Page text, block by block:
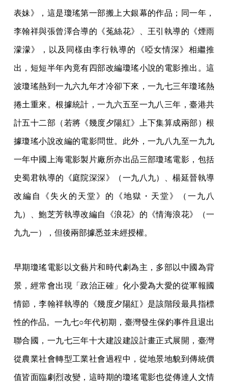
表妹》，這是瓊瑤第一部搬上大銀幕的作品；同一年，
李翰祥與張曾澤合導的《菟絲花》、王引執導的《煙雨
濛濛》，以及同樣由李行執導的《啞女情深》相繼推
出，短短半年內竟有四部改編瓊瑤小說的電影推出。這
波瓊瑤熱到一九六九年才冷卻下來，一九七三年瓊瑤熱
捲土重來。根據統計，一九六五至一九八三年，臺港共
計五十二部（若將《幾度夕陽紅》上下集算成兩部）根
據瓊瑤小說改編的電影問世。此外，一九八九至一九九
一年中國上海電影製片廠所亦出品三部瓊瑤電影，包括
史蜀君執導的《庭院深深》（一九八九）、楊延晉執導
改編自《失火的天堂》的《地獄・天堂》（一九八
九）、鮑芝芳執導改編自《浪花》的《情海浪花》（一
九九一），但後兩部據悉並未經授權。
早期瓊瑤電影以文藝片和時代劇為主，多部以中國為背
景，經常會出現「政治正確」化小愛為大愛的從軍報國
情節，李翰祥執導的《幾度夕陽紅》是該階段最具指標
性的作品。一九七○年代初期，臺灣發生保釣事件且退出
聯合國，一九七三年十大建設建設計畫正式展開，臺灣
從農業社會轉型工業社會過程中，從地景地貌到傳統價
值皆面臨劇烈改變，這時期的瓊瑤電影也從傳達人文情